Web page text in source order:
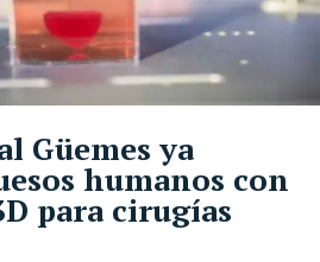
Güemes ya
humanos con
para cirugías